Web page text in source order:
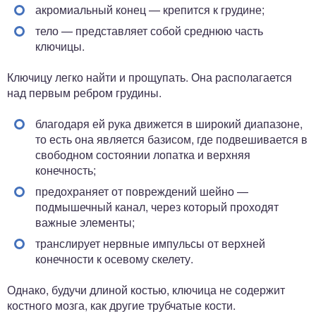
акромиальный конец — крепится к грудине;
тело — представляет собой среднюю часть
ключицы.
Ключицу легко найти и прощупать. Она располагается
над первым ребром грудины.
благодаря ей рука движется в широкий диапазоне,
то есть она является базисом, где подвешивается в
свободном состоянии лопатка и верхняя
конечность;
предохраняет от повреждений шейно —
подмышечный канал, через который проходят
важные элементы;
транслирует нервные импульсы от верхней
конечности к осевому скелету.
Однако, будучи длиной костью, ключица не содержит
костного мозга, как другие трубчатые кости.